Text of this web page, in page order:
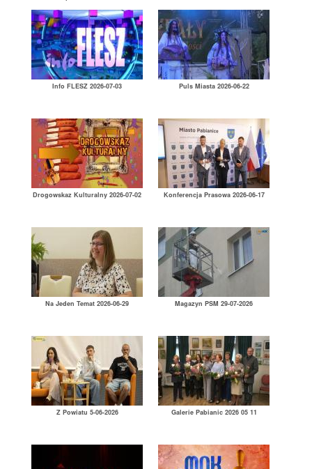
Info FLESZ 2026-07-03 Puls Miasta 2026-06-22
Drogowskaz Kulturalny 2026-07-02 Konferencja Prasowa 2026-06-17
Na Jeden Temat 2026-06-29 Magazyn PSM 29-07-2026
Z Powiatu 5-06-2026 Galerie Pabianic 2026 05 11